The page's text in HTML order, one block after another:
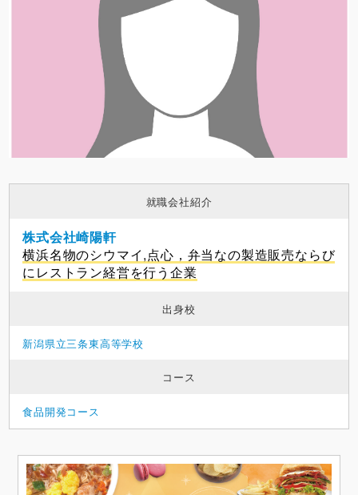
就職会社紹介
株式会社崎陽軒
横浜名物のシウマイ,点心，弁当なの製造販売ならび
にレストラン経営を行う企業
出身校
新潟県立三条東高等学校
コース
食品開発コース